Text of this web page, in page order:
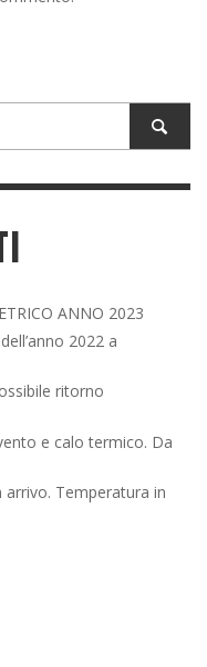
ANNO 2023
2022 a
ritorno
e calo termico. Da
Temperatura in